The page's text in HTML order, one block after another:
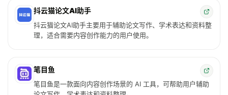
抖云猫论文AI助手
抖云猫论文AI助手主要用于辅助论文写作、学术表达和资料整
理，适合需要内容创作能力的用户使用。
笔目鱼
笔目鱼是一款面向内容创作场景的 AI 工具，可帮助用户辅助